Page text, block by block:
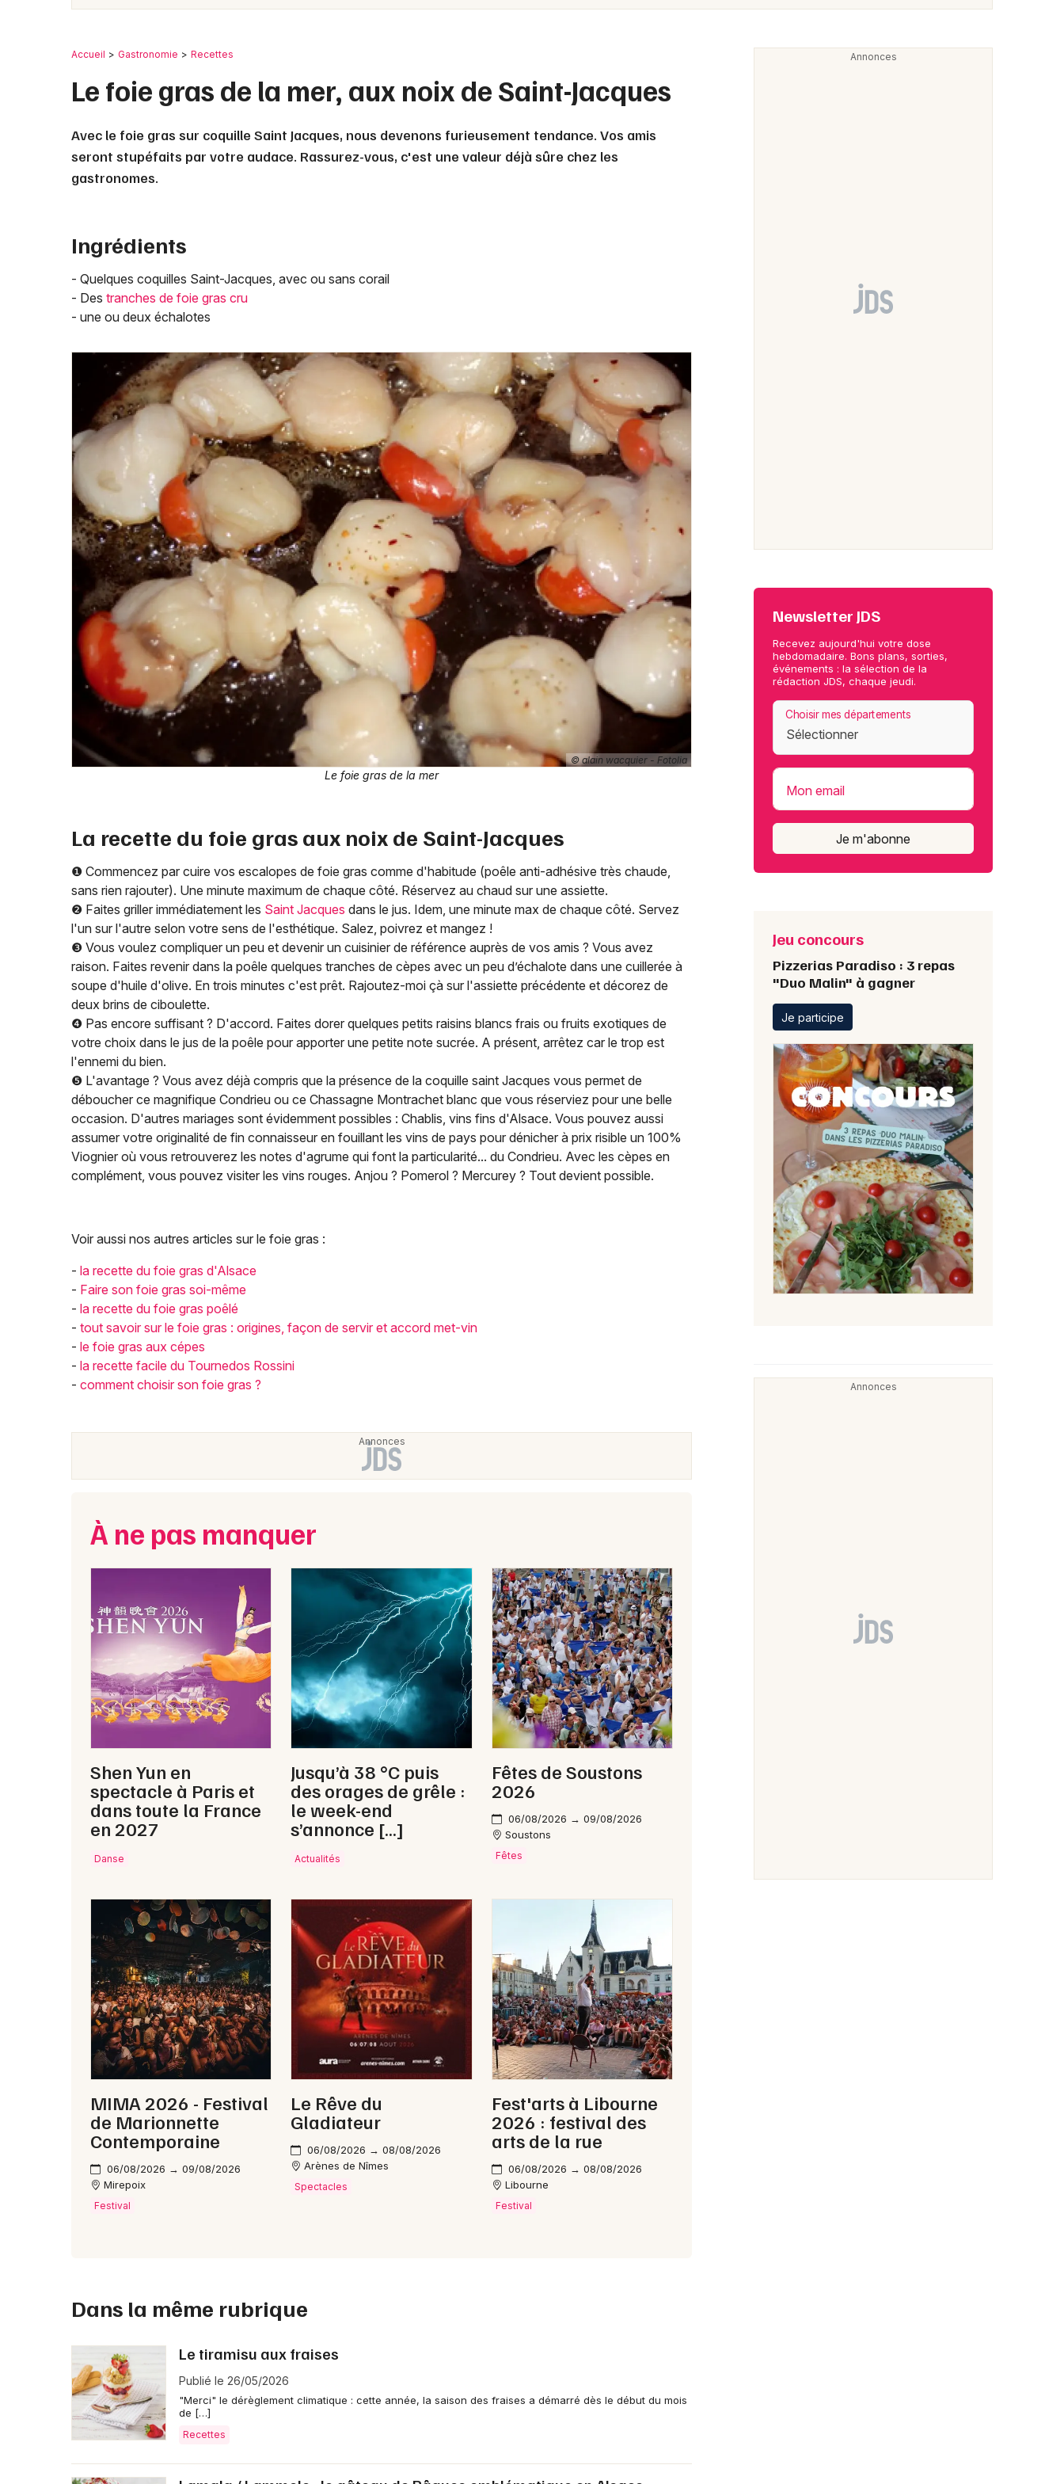
Sports
Sorties famille
Artistes en tournée
Actualités
Magazine
Choisir mes départements
Mon email
Je m'abonne
Mulhouse
Nice
Paris
Accueil Gastronomie Recettes
Le foie gras de la mer, aux noix de Saint-Jacques
Avec le foie gras sur coquille Saint Jacques, nous devenons furieusement tendance. Vos amis
seront stupéfaits par votre audace. Rassurez-vous, c'est une valeur déjà sûre chez les
gastronomes.
Ingrédients
- Quelques coquilles Saint-Jacques, avec ou sans corail
- Des tranches de foie gras cru
- une ou deux échalotes
© alain wacquier - Fotolia
Le foie gras de la mer
La recette du foie gras aux noix de Saint-Jacques
❶ Commencez par cuire vos escalopes de foie gras comme d'habitude (poêle anti-adhésive très chaude,
sans rien rajouter). Une minute maximum de chaque côté. Réservez au chaud sur une assiette.
❷ Faites griller immédiatement les Saint Jacques dans le jus. Idem, une minute max de chaque côté. Servez
l'un sur l'autre selon votre sens de l'esthétique. Salez, poivrez et mangez !
❸ Vous voulez compliquer un peu et devenir un cuisinier de référence auprès de vos amis ? Vous avez
raison. Faites revenir dans la poêle quelques tranches de cèpes avec un peu d’échalote dans une cuillerée à
soupe d'huile d'olive. En trois minutes c'est prêt. Rajoutez-moi çà sur l'assiette précédente et décorez de
deux brins de ciboulette.
❹ Pas encore suffisant ? D'accord. Faites dorer quelques petits raisins blancs frais ou fruits exotiques de
votre choix dans le jus de la poêle pour apporter une petite note sucrée. A présent, arrêtez car le trop est
l'ennemi du bien.
❺ L'avantage ? Vous avez déjà compris que la présence de la coquille saint Jacques vous permet de
déboucher ce magnifique Condrieu ou ce Chassagne Montrachet blanc que vous réserviez pour une belle
occasion. D'autres mariages sont évidemment possibles : Chablis, vins fins d'Alsace. Vous pouvez aussi
assumer votre originalité de fin connaisseur en fouillant les vins de pays pour dénicher à prix risible un 100%
Viognier où vous retrouverez les notes d'agrume qui font la particularité... du Condrieu. Avec les cèpes en
complément, vous pouvez visiter les vins rouges. Anjou ? Pomerol ? Mercurey ? Tout devient possible.
Voir aussi nos autres articles sur le foie gras :
- la recette du foie gras d'Alsace
- Faire son foie gras soi-même
- la recette du foie gras poêlé
- tout savoir sur le foie gras : origines, façon de servir et accord met-vin
- le foie gras aux cépes
- la recette facile du Tournedos Rossini
- comment choisir son foie gras ?
À ne pas manquer
Shen Yun en
spectacle à Paris et
dans toute la France
en 2027
Danse
Jusqu’à 38 °C puis
des orages de grêle :
le week-end
s’annonce […]
Actualités
Fêtes de Soustons
2026
06/08/2026 → 09/08/2026
Soustons
Fêtes
MIMA 2026 - Festival
de Marionnette
Contemporaine
06/08/2026 → 09/08/2026
Mirepoix
Festival
Le Rêve du
Gladiateur
06/08/2026 → 08/08/2026
Arènes de Nîmes
Spectacles
Fest'arts à Libourne
2026 : festival des
arts de la rue
06/08/2026 → 08/08/2026
Libourne
Festival
Dans la même rubrique
Le tiramisu aux fraises
Publié le 26/05/2026
"Merci" le dérèglement climatique : cette année, la saison des fraises a démarré dès le début du mois
de […]
Recettes
Newsletter JDS
Recevez aujourd'hui votre dose
hebdomadaire. Bons plans, sorties,
événements : la sélection de la
rédaction JDS, chaque jeudi.
Choisir mes départements
Mon email
Je m'abonne
Jeu concours
Pizzerias Paradiso : 3 repas
"Duo Malin" à gagner
Je participe